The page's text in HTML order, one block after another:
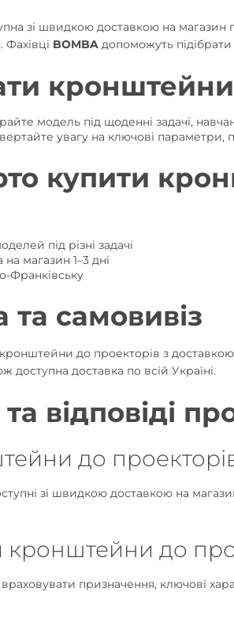
зі швидкою доставкою на
Фахівці BOMBA допоможуть
кронштейни
модель під щоденні задачі,
увагу на ключові параметри,
купити
під різні задачі
магазин 1–3 дні
Франківську
та самовивіз
до проекторів з доставкою
доступна доставка по всій Україні.
відповіді
до
зі швидкою доставкою на
кронштейни до
призначення, ключові